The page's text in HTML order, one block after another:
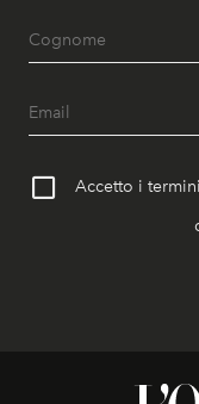
Accetto i